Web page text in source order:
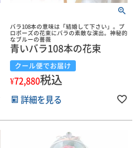
バラ108本の意味は「結婚して下さい」。プ
ロポーズの花束にバラの素敵な演出。神秘的
なブルーの薔薇
青いバラ108本の花束
クール便でお届け
¥72,880税込
詳細を見る